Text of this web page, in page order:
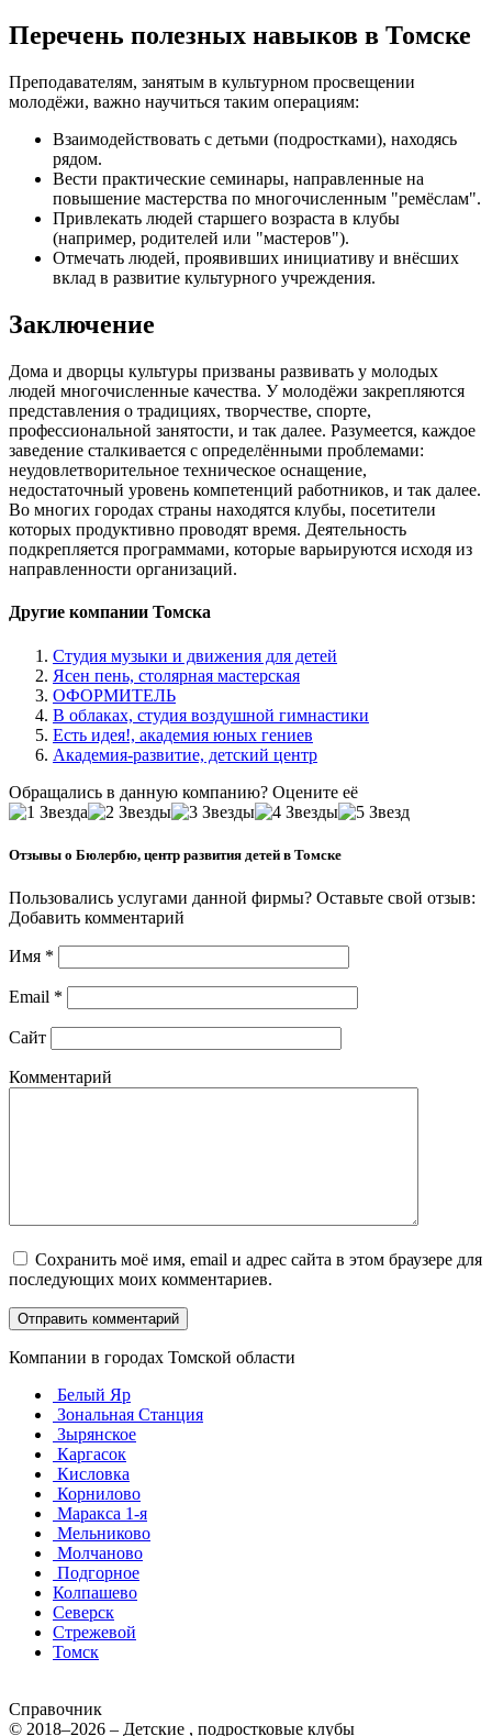
Перечень полезных навыков в Томске
Преподавателям, занятым в культурном просвещении
молодёжи, важно научиться таким операциям:
Взаимодействовать с детьми (подростками), находясь
рядом.
Вести практические семинары, направленные на
повышение мастерства по многочисленным "ремёслам".
Привлекать людей старшего возраста в клубы
(например, родителей или "мастеров").
Отмечать людей, проявивших инициативу и внёсших
вклад в развитие культурного учреждения.
Заключение
Дома и дворцы культуры призваны развивать у молодых
людей многочисленные качества. У молодёжи закрепляются
представления о традициях, творчестве, спорте,
профессиональной занятости, и так далее. Разумеется, каждое
заведение сталкивается с определёнными проблемами:
неудовлетворительное техническое оснащение,
недостаточный уровень компетенций работников, и так далее.
Во многих городах страны находятся клубы, посетители
которых продуктивно проводят время. Деятельность
подкрепляется программами, которые варьируются исходя из
направленности организаций.
Другие компании Томска
Студия музыки и движения для детей
Ясен пень, столярная мастерская
ОФОРМИТЕЛЬ
В облаках, студия воздушной гимнастики
Есть идея!, академия юных гениев
Академия-развитие, детский центр
Обращались в данную компанию? Оцените её
Отзывы о Бюлербю, центр развития детей в Томске
Пользовались услугами данной фирмы? Оставьте свой отзыв:
Добавить комментарий
Имя *
Email *
Сайт
Комментарий
Сохранить моё имя, email и адрес сайта в этом браузере для
последующих моих комментариев.
Компании в городах Томской области
Белый Яр
Зональная Станция
Зырянское
Каргасок
Кисловка
Корнилово
Маракса 1-я
Мельниково
Молчаново
Подгорное
Колпашево
Северск
Стрежевой
Томск
Справочник
© 2018–2026 – Детские , подростковые клубы